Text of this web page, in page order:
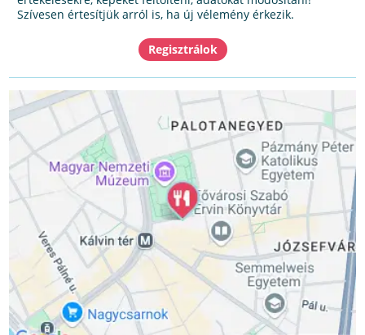
Szívesen értesítjük arról is, ha új vélemény érkezik.